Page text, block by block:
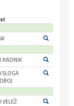
RADNIK
SLOGA
VELEŽ